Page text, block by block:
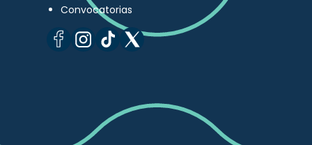
Convocatorias